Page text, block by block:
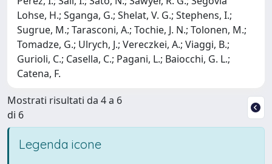
Lohse, H.; Sganga, G.; Shelat, V. G.; Stephens, I.;
Sugrue, M.; Tarasconi, A.; Tochie, J. N.; Tolonen, M.;
Tomadze, G.; Ulrych, J.; Vereczkei, A.; Viaggi, B.;
Gurioli, C.; Casella, C.; Pagani, L.; Baiocchi, G. L.;
Catena, F.
Mostrati risultati da 4 a 6
di 6
Legenda icone